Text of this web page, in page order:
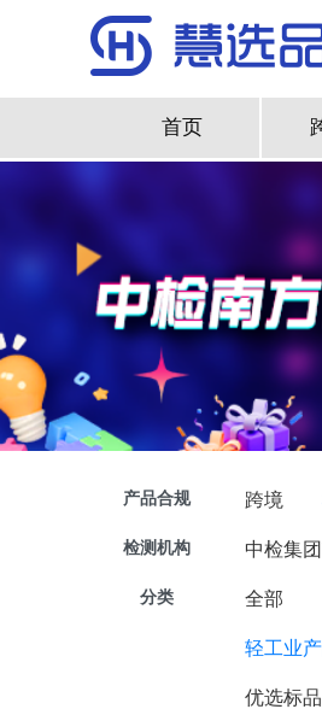
首页
产品合规 跨境
检测机构 中检集
分类 全部
轻工业
优选标品